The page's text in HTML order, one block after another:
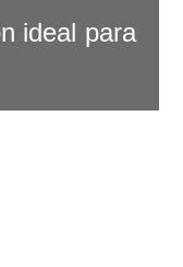
ideal para